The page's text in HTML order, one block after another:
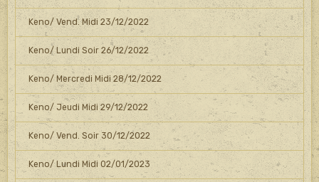
Keno/ Vend. Midi 23/12/2022
Keno/ Lundi Soir 26/12/2022
Keno/ Mercredi Midi 28/12/2022
Keno/ Jeudi Midi 29/12/2022
Keno/ Vend. Soir 30/12/2022
Keno/ Lundi Midi 02/01/2023